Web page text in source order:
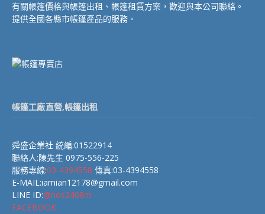
有關帳篷價格與帳篷出租、帳篷租賃方案，歡迎與本公司聯絡。
提供全國各縣市帳篷產品的服務。
帳篷工廠直營,帳篷出租
舜盛企業社 統編:01522914
聯絡人:陳先生 0975-556-225
服務專線:03-4394558 傳真:03-4394558
E-MAIL:iamian12178@gmail.com
LINE ID:@nos2408m
FACEBOOK